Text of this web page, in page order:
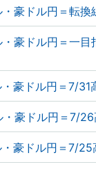
豪ドル円＝転換
豪ドル円＝一
豪ドル円＝7/
・豪ドル円＝7/
豪ドル円＝7/